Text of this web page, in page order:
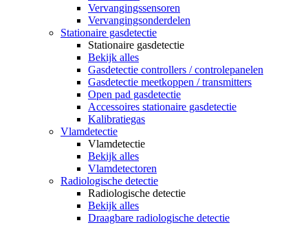
Vervangingssensoren
Vervangingsonderdelen
Stationaire gasdetectie
Stationaire gasdetectie
Bekijk alles
Gasdetectie controllers / controlepanelen
Gasdetectie meetkoppen / transmitters
Open pad gasdetectie
Accessoires stationaire gasdetectie
Kalibratiegas
Vlamdetectie
Vlamdetectie
Bekijk alles
Vlamdetectoren
Radiologische detectie
Radiologische detectie
Bekijk alles
Draagbare radiologische detectie